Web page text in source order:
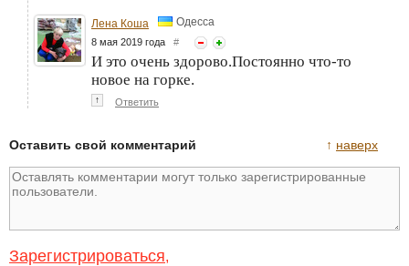
Лена Коша Одесса
8 мая 2019 года #
И это очень здорово.Постоянно что-то
новое на горке.
↑ Ответить
↑ наверх
Оставить свой комментарий
Зарегистрироваться,